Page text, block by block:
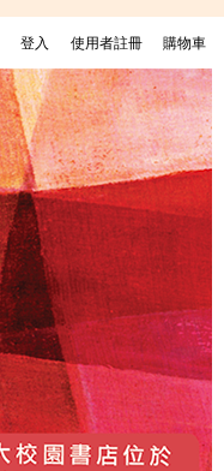
購物車
使用者註冊
登入